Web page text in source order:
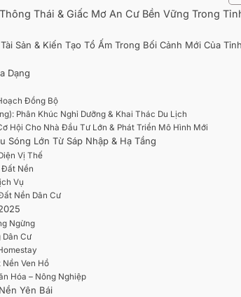
Thái & Giấc Mơ An Cư Bền Vững Trong
Sản & Kiến Tạo Tổ Ấm Trong Bối Cảnh Mới Của
Dạng
Đồng Bộ
Phân Khúc Nghỉ Dưỡng & Khai Thác Du Lịch
Hội Cho Nhà Đầu Tư Lớn & Phát Triển Mô Hình Mới
Sóng Lớn Từ Sáp Nhập & Hạ Tầng
Vị Thế
Đất Nền
Vụ
Nền Dân Cư
Ngừng
Cư
Ven Hồ
Hóa – Nông Nghiệp
Yên Bái